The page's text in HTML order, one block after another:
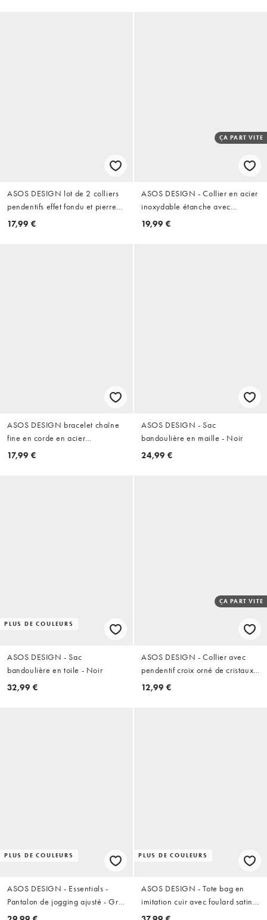
ASOS DESIGN lot de 2 colliers
pendentifs effet fondu et pierre
en argent
17,99 €
ÇA PART VITE
ASOS DESIGN - Collier en acier
inoxydable étanche avec
pendentif double étoile - Argenté
19,99 €
ASOS DESIGN bracelet chaîne
fine en corde en acier
inoxydable argenté imperméable
17,99 €
ASOS DESIGN - Sac
bandoulière en maille - Noir
24,99 €
PLUS DE COULEURS
ASOS DESIGN - Sac
bandoulière en toile - Noir
32,99 €
ÇA PART VITE
ASOS DESIGN - Collier avec
pendentif croix orné de cristaux -
Doré
12,99 €
PLUS DE COULEURS
ASOS DESIGN - Essentials -
Pantalon de jogging ajusté - Gris
chiné
PLUS DE COULEURS
ASOS DESIGN - Tote bag en
imitation cuir avec foulard satiné
à motif cachemire - Noir